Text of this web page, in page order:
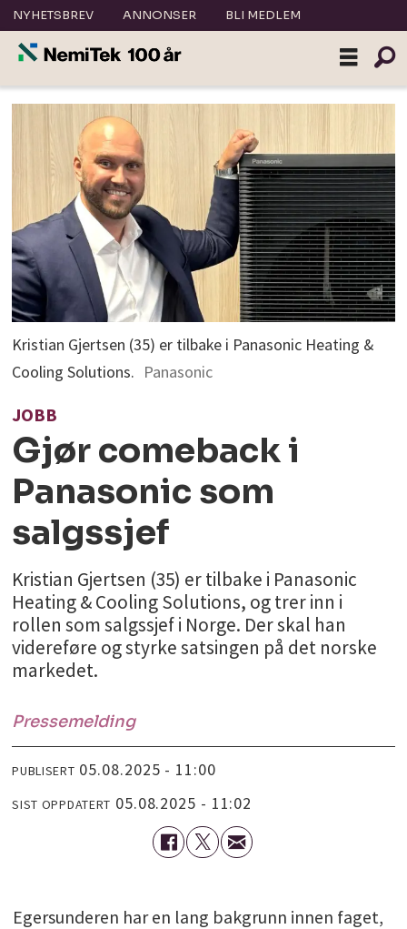
NYHETSBREV ANNONSER BLI MEDLEM
Kristian Gjertsen (35) er tilbake i Panasonic Heating &
Cooling Solutions. Panasonic
JOBB
Gjør comeback i
Panasonic som
salgssjef
Kristian Gjertsen (35) er tilbake i Panasonic
Heating & Cooling Solutions, og trer inn i
rollen som salgssjef i Norge. Der skal han
videreføre og styrke satsingen på det norske
markedet.
Pressemelding
PUBLISERT 05.08.2025 - 11:00
SIST OPPDATERT 05.08.2025 - 11:02
Egersunderen har en lang bakgrunn innen faget,